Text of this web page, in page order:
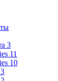
3
11
10